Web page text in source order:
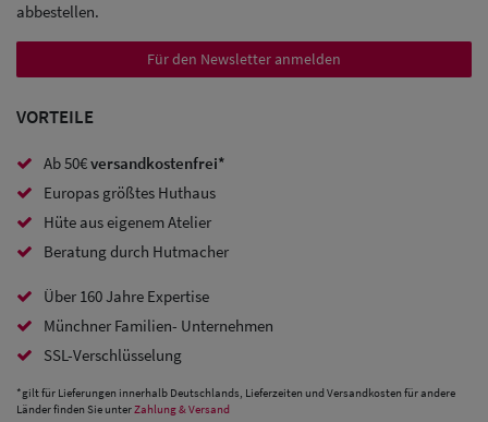
Caps
abbestellen.
Für den Newsletter anmelden
VORTEILE
Ab 50€versandkostenfrei*
Europas größtes Huthaus
Hüte aus eigenem Atelier
Beratung durch Hutmacher
Über 160 Jahre Expertise
Münchner Familien- Unternehmen
SSL-Verschlüsselung
*gilt für Lieferungen innerhalb Deutschlands, Lieferzeiten und Versandkosten für andere
Länder finden Sie unterZahlung & Versand